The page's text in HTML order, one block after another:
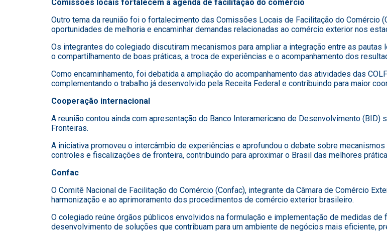
Comissões locais fortalecem a agenda de facilitação do comércio
Outro tema da reunião foi o fortalecimento das Comissões Locais de Facilitação do Comércio
oportunidades de melhoria e encaminhar demandas relacionadas ao comércio exterior nos
Os integrantes do colegiado discutiram mecanismos para ampliar a integração entre as
o compartilhamento de boas práticas, a troca de experiências e o acompanhamento dos
Como encaminhamento, foi debatida a ampliação do acompanhamento das atividades das
complementando o trabalho já desenvolvido pela Receita Federal e contribuindo para maior
Cooperação internacional
A reunião contou ainda com apresentação do Banco Interamericano de Desenvolvimento
Fronteiras.
A iniciativa promoveu o intercâmbio de experiências e aprofundou o debate sobre
controles e fiscalizações de fronteira, contribuindo para aproximar o Brasil das melhores
Confac
O Comitê Nacional de Facilitação do Comércio (Confac), integrante da Câmara de Comércio
harmonização e ao aprimoramento dos procedimentos de comércio exterior brasileiro.
O colegiado reúne órgãos públicos envolvidos na formulação e implementação de medidas
desenvolvimento de soluções que contribuam para um ambiente de negócios mais eficiente,